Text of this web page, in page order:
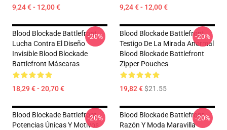
9,24 € - 12,00 € 9,24 € - 12,00 €
Blood Blockade Battlefront
Lucha Contra El Diseño
Invisible Blood Blockade
Battlefront Máscaras
18,29 € - 20,70 €
-20%
Blood Blockade Battlefront
Testigo De La Mirada Anormal
Blood Blockade Battlefront
Zipper Pouches
19,82 €$21.55
-20%
Blood Blockade Battlefront
Potencias Únicas Y Motivos
-20%
Blood Blockade Battlefront
Razón Y Moda Maravilla
-20%